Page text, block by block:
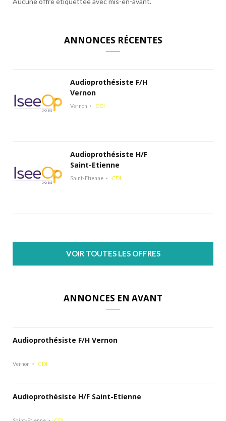
ANNONCES RÉCENTES
Audioprothésiste F/H
Vernon
Vernon CDI
Audioprothésiste H/F
Saint-Etienne
Saint-Etienne CDI
VOIR TOUTES LES OFFRES
ANNONCES EN AVANT
Audioprothésiste F/H Vernon
Vernon CDI
Audioprothésiste H/F Saint-Etienne